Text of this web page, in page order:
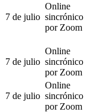
7 de julio
Online
sincrónico
por Zoom
7 de julio
Online
sincrónico
por Zoom
7 de julio
Online
sincrónico
por Zoom